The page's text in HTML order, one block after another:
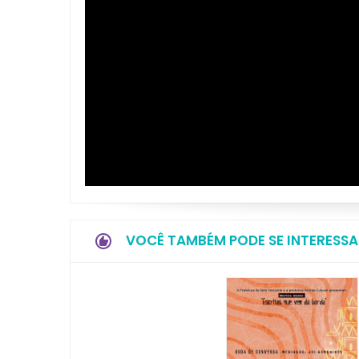
VOCÊ TAMBÉM PODE SE